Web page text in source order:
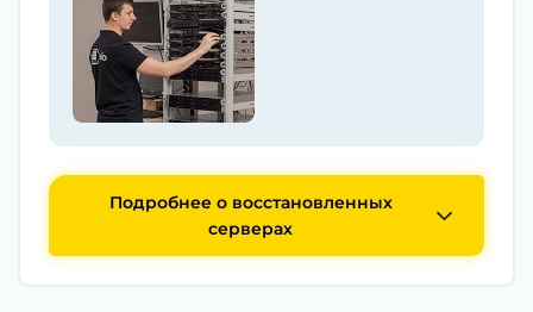
Подробнее о восстановленных
серверах